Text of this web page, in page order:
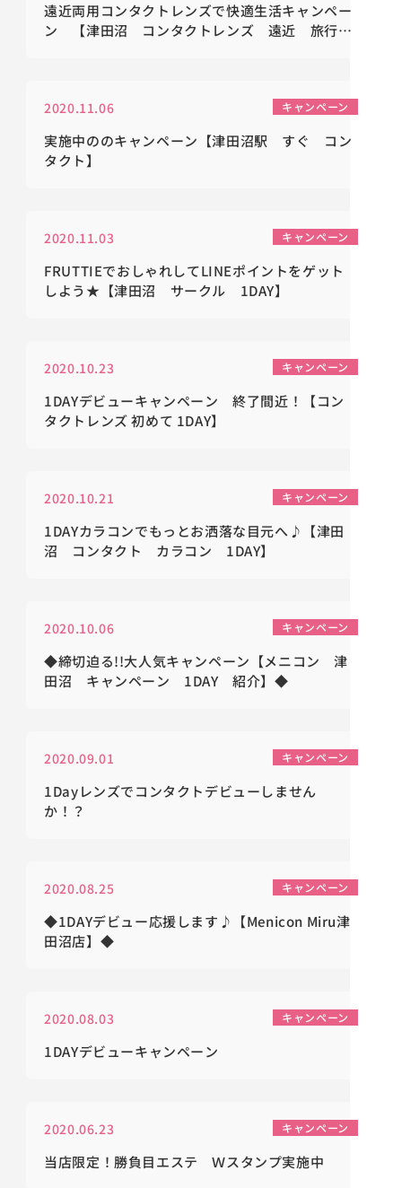
遠近両用コンタクトレンズで快適生活キャンペー
ン 【津田沼 コンタクトレンズ 遠近 旅行
2020.11.06 キャンペーン
実施中ののキャンペーン【津田沼駅 すぐ コン
タクト】
2020.11.03 キャンペーン
FRUTTIEでおしゃれしてLINEポイントをゲット
しよう★【津田沼 サークル 1DAY】
2020.10.23 キャンペーン
1DAYデビューキャンペーン 終了間近！【コン
タクトレンズ 初めて 1DAY】
2020.10.21 キャンペーン
1DAYカラコンでもっとお洒落な目元へ♪【津田
沼 コンタクト カラコン 1DAY】
2020.10.06 キャンペーン
◆締切迫る!!大人気キャンペーン【メニコン 津
田沼 キャンペーン 1DAY 紹介】◆
2020.09.01 キャンペーン
1Dayレンズでコンタクトデビューしません
か！？
2020.08.25 キャンペーン
◆1DAYデビュー応援します♪【Menicon Miru津
田沼店】◆
2020.08.03 キャンペーン
1DAYデビューキャンペーン
2020.06.23 キャンペーン
当店限定！勝負目エステ Ｗスタンプ実施中